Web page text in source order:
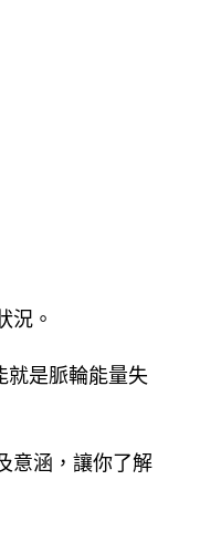
況。
是脈輪能量失
意涵，讓你了解